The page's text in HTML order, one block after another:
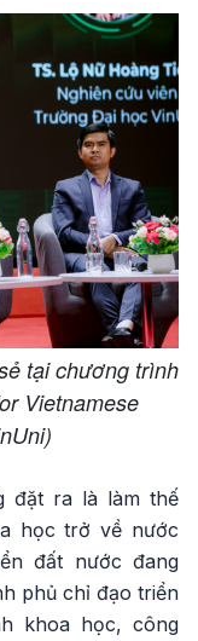
tại chương trình
Vietnamese
đặt ra là làm thế
học trở về nước
đất nước đang
phủ chỉ đạo triển
khoa học, công